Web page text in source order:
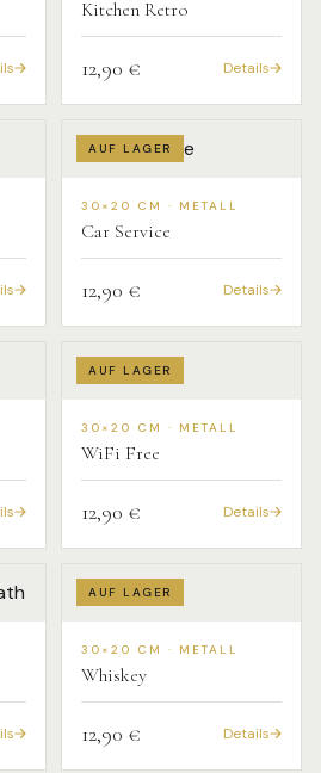
Kitchen Retro
12,90 € Details
AUF LAGER
30×20 CM · METALL
Car Service
12,90 € Details
AUF LAGER
30×20 CM · METALL
WiFi Free
12,90 € Details
AUF LAGER
30×20 CM · METALL
Whiskey
12,90 € Details